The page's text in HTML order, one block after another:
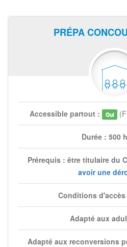
PRÉPA
Accessible partout : Oui
Durée : 500
Prérequis : être titulaire du
avoir une
Conditions d'accès
Adapté aux
Adapté aux reconversions